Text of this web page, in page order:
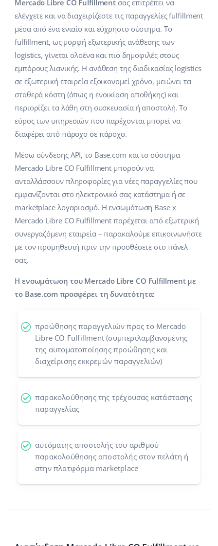
Διαχείριση αποστολών
Αυτοματοποίηση εγασιών
Base Connect
ΑΙ για e-commerce
Κλάδοι
Σπίτι & Κήπος
Παιδικά προϊόντα
Ηλεκτρονικά είδη
Ανταλλακτικά αυτοκινήτων
Σούπερμαρκετ
Υγεία & Ομορφιά
Μόδα
Βοήθεια
Base Academy
Base Blog
Υπηρεσίες
Υλοποιήσεις συστήματος
Έλεγχος λογαριασμού
Άλλα
Εκτιμητής ROI
Προγράμματα συνεργασίας
Επικοινωνία
english (GB)
english (IN)
deutsch
Ελληνικά
español (MX)
Italiano
polski
română
Mercado Libre CO Fulfillment σας επιτρέπει να
ελέγχετε και να διαχειρίζεστε τις παραγγελίες fulfillment
μέσα από ένα ενιαίο και εύχρηστο σύστημα. Το
fulfillment, ως μορφή εξωτερικής ανάθεσης των
logistics, γίνεται ολοένα και πιο δημοφιλές στους
εμπόρους λιανικής. Η ανάθεση της διαδικασίας logistics
σε εξωτερική εταιρεία εξοικονομεί χρόνο, μειώνει τα
σταθερά κόστη (όπως η ενοικίαση αποθήκης) και
περιορίζει τα λάθη στη συσκευασία ή αποστολή. Το
εύρος των υπηρεσιών που παρέχονται μπορεί να
διαφέρει από πάροχο σε πάροχο.
Μέσω σύνδεσης API, το Base.com και το σύστημα
Mercado Libre CO Fulfillment μπορούν να
ανταλλάσσουν πληροφορίες για νέες παραγγελίες που
εμφανίζονται στο ηλεκτρονικό σας κατάστημα ή σε
marketplace λογαριασμό. Η ενσωμάτωση Base x
Mercado Libre CO Fulfillment παρέχεται από εξωτερική
συνεργαζόμενη εταιρεία – παρακαλούμε επικοινωνήστε
με τον προμηθευτή πριν την προσθέσετε στο πάνελ
σας.
Η ενσωμάτωση του Mercado Libre CO Fulfillment με
το Base.com προσφέρει τη δυνατότητα:
προώθησης παραγγελιών προς το Mercado
Libre CO Fulfillment (συμπεριλαμβανομένης
της αυτοματοποίησης προώθησης και
διαχείρισης εκκρεμών παραγγελιών)
παρακολούθησης της τρέχουσας κατάστασης
παραγγελίας
αυτόματης αποστολής του αριθμού
παρακολούθησης αποστολής στον πελάτη ή
στην πλατφόρμα marketplace